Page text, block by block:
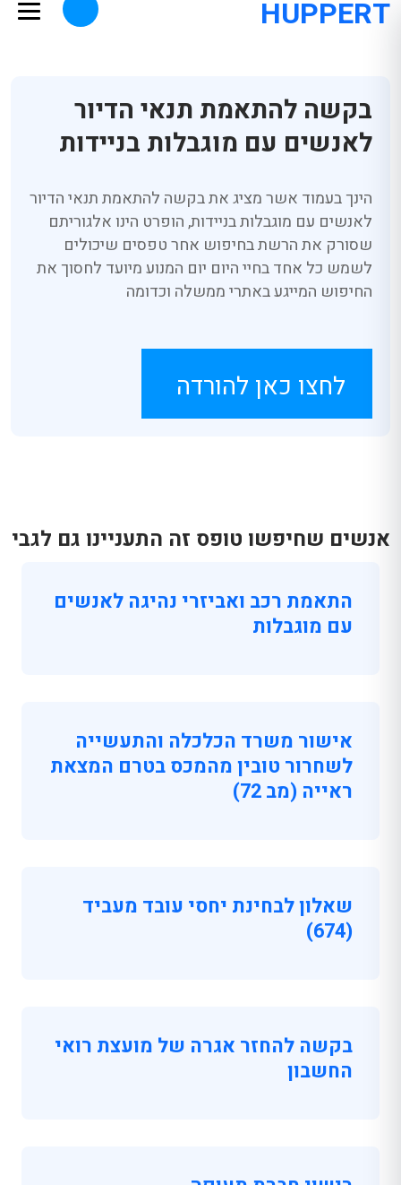
HUPPERT
בקשה להתאמת תנאי הדיור
לאנשים עם מוגבלות בניידות
הינך בעמוד אשר מציג את בקשה להתאמת תנאי הדיור
לאנשים עם מוגבלות בניידות, הופרט הינו אלגוריתם
שסורק את הרשת בחיפוש אחר טפסים שיכולים
לשמש כל אחד בחיי היום יום המנוע מיועד לחסוך את
החיפוש המייגע באתרי ממשלה וכדומה
לחצו כאן להורדה
אנשים שחיפשו טופס זה התעניינו גם לגבי
התאמת רכב ואביזרי נהיגה לאנשים
עם מוגבלות
אישור משרד הכלכלה והתעשייה
לשחרור טובין מהמכס בטרם המצאת
ראייה (מב 72)
שאלון לבחינת יחסי עובד מעביד
(674)
בקשה להחזר אגרה של מועצת רואי
החשבון